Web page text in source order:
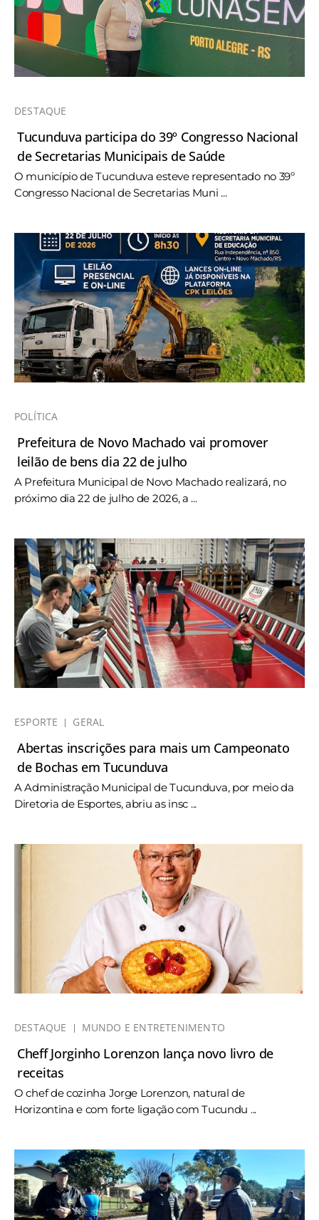
DESTAQUE
Tucunduva participa do 39º Congresso Nacional
de Secretarias Municipais de Saúde
O município de Tucunduva esteve representado no 39º
Congresso Nacional de Secretarias Muni ...
POLÍTICA
Prefeitura de Novo Machado vai promover
leilão de bens dia 22 de julho
A Prefeitura Municipal de Novo Machado realizará, no
próximo dia 22 de julho de 2026, a ...
ESPORTE GERAL
Abertas inscrições para mais um Campeonato
de Bochas em Tucunduva
A Administração Municipal de Tucunduva, por meio da
Diretoria de Esportes, abriu as insc ...
DESTAQUE MUNDO E ENTRETENIMENTO
Cheff Jorginho Lorenzon lança novo livro de
receitas
O chef de cozinha Jorge Lorenzon, natural de
Horizontina e com forte ligação com Tucundu ...